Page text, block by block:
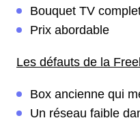
Bouquet TV
Prix abordable
Les défauts de la
Box ancienne qui
Un réseau faible